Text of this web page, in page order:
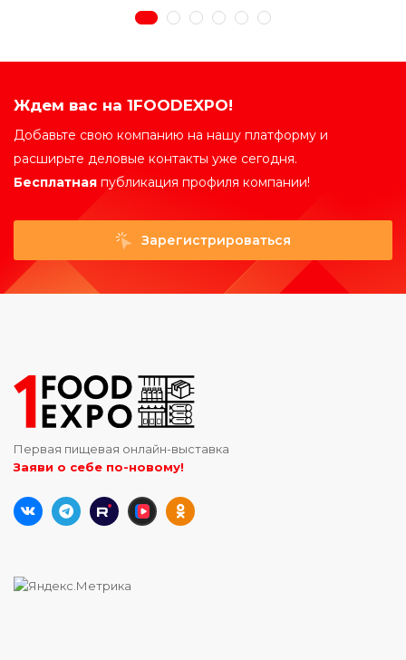
Ждем вас на 1FOODEXPO!
Добавьте свою компанию на нашу платформу и
расширьте деловые контакты уже сегодня.
Бесплатная публикация профиля компании!
Зарегистрироваться
Первая пищевая онлайн-выставка
Заяви о себе по-новому!